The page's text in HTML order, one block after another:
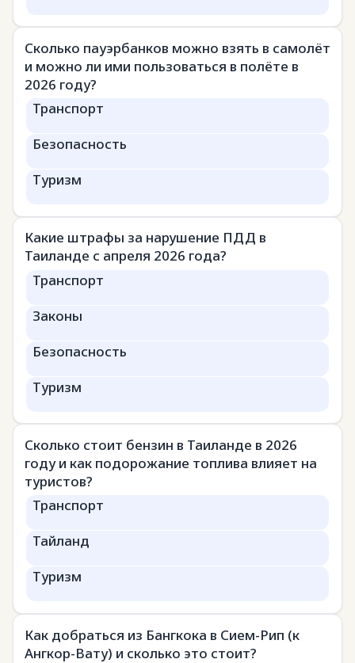
Сколько пауэрбанков можно взять в самолёт
и можно ли ими пользоваться в полёте в
2026 году?
Транспорт
Безопасность
Туризм
Какие штрафы за нарушение ПДД в
Таиланде с апреля 2026 года?
Транспорт
Законы
Безопасность
Туризм
Сколько стоит бензин в Таиланде в 2026
году и как подорожание топлива влияет на
туристов?
Транспорт
Тайланд
Туризм
Как добраться из Бангкока в Сием-Рип (к
Ангкор-Вату) и сколько это стоит?